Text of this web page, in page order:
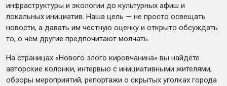
инфраструктуры и экологии до культурных афиш и
локальных инициатив. Наша цель — не просто освещать
новости, а давать им честную оценку и открыто обсуждать
то, о чём другие предпочитают молчать.
На страницах «Нового злого кировчанина» вы найдёте
авторские колонки, интервью с инициативными жителями,
обзоры мероприятий, репортажи о скрытых уголках города